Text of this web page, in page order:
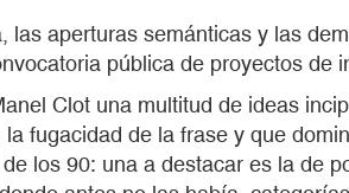
aperturas semánticas y las
pública de proyectos de
Clot una multitud de ideas
fugacidad de la frase y que
los 90: una a destacar es la de